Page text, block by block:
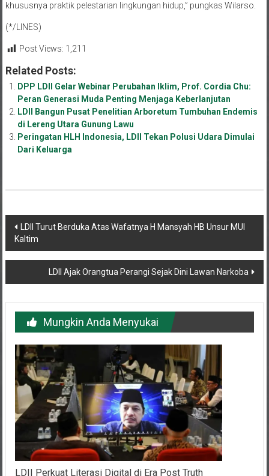
khususnya praktik pelestarian lingkungan hidup,” pungkas Wilarso.
(*/LINES)
Post Views: 1,211
Related Posts:
DPP LDII Gelar Webinar Perubahan Iklim, Prof. Cordia Chu:
Peran Generasi Muda Penting Menjaga Keberlanjutan
LDII Bangun Pusat Penelitian Arboretum Tumbuhan Endemis
di Lereng Utara Gunung Lawu
Peringatan HLH Indonesia, LDII Tekan Polusi Udara Dimulai
Dari Keluarga
Navigasi
pos
LDII Turut Berduka Atas Wafatnya H Mansyah HB Unsur MUI
Kaltim
LDII Ajak Orangtua Perangi Sejak Dini Lawan Narkoba
Mungkin Anda Menyukai
LDII Perkuat Literasi Digital di Era Post Truth